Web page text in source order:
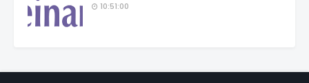
10:51:00